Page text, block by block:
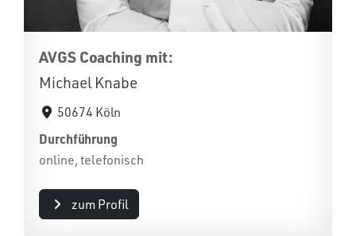
AVGS Coaching mit:
Michael Knabe
50674 Köln
Durchführung
online, telefonisch
zum Profil